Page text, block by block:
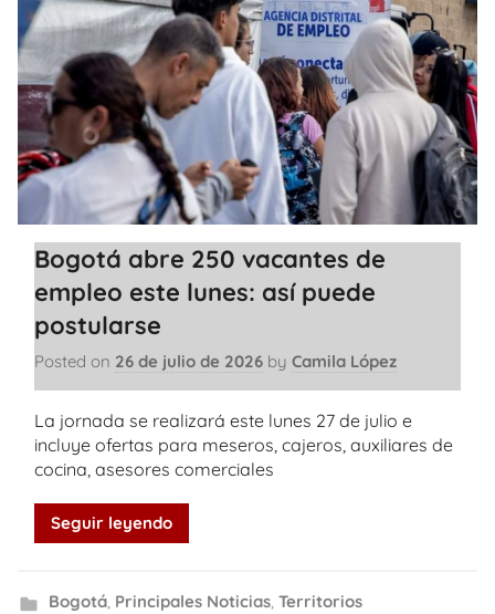
Bogotá abre 250 vacantes de
empleo este lunes: así puede
postularse
Posted on 26 de julio de 2026 by Camila López
La jornada se realizará este lunes 27 de julio e
incluye ofertas para meseros, cajeros, auxiliares de
cocina, asesores comerciales
Seguir leyendo
Bogotá, Principales Noticias, Territorios